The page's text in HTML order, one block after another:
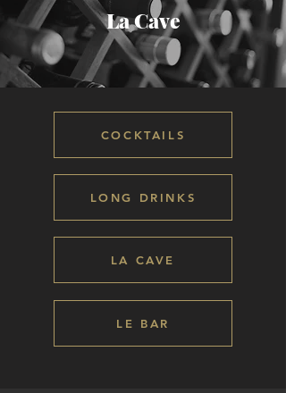
La Cave
COCKTAILS
LONG DRINKS
LA CAVE
LE BAR